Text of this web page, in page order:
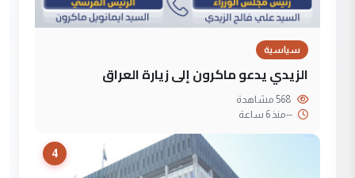
سياسية
الزيدي يدعو ماكرون إلى زيارة العراق
--منذ 6 ساعة
4